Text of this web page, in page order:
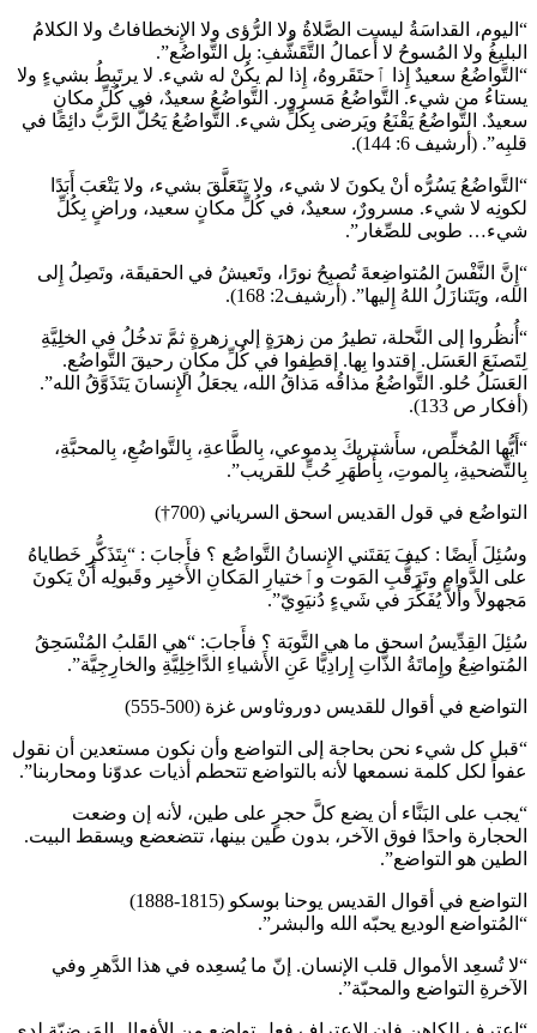
“اليوم، القداسَةُ ليست الصَّلاةُ ولا الرُّؤى ولا الإِنخطافاتُ ولا الكلامُ
البليغُ ولا المُسوحُ لا أَعمالُ التَّقَشُّفِ: بل التَّواضُع”.
“التَّواضُعُ سعيدٌ إِذا ٱحتَقَروهُ، إِذا لم يكُنْ له شيء. لا يرتَبِطُ بشيءٍ ولا
يستاءُ من شيء. التَّواضُعُ مَسرور. التَّواضُعُ سعيدٌ، في كُلِّ مكانٍ
سعيدٌ. التَّواضُعُ يَقْنَعُ ويَرضى بِكُلِّ شيء. التَّواضُعُ يَحُلُّ الرَّبُّ دائِمًا في
قلبِه”. (أرشيف 6: 144).
“التَّواضُعُ يَسُرُّه أنْ يكونَ لا شيء، ولا يَتَعَلَّقَ بشيء، ولا يَتْعَبَ أَبَدًا
لكونِه لا شيء. مسرورٌ، سعيدٌ، في كُلِّ مكانٍ سعيد، وراضٍ بِكُلِّ
شيء… طوبى للصِّغار”.
“إِنَّ النَّفْسَ المُتواضِعةَ تُصبِحُ نورًا، وتَعيشُ في الحقيقَة، وتَصِلُ إِلى
الله، ويَتَنازَلُ اللهُ إِليها”. (أرشيف2: 168).
“أُنظُروا إلى النَّحلة، تطيرُ من زهرَةٍ إلى زهرةٍ ثمَّ تدخُلُ في الخلِيَّةِ
لِتَصنَعَ العَسَل. إقتدوا بِها. إقطِفوا في كُلِّ مكانٍ رحيقَ التَّواضُع.
العَسَلُ حُلو. التَّواضُعُ مذاقُه مَذاقُ الله، يجعَلُ الإِنسانَ يَتَذَوَّقُ الله”.
(أفكار ص 133).
“أَيُّها المُخلِّص، سأَشتريكَ بِدموعي، بِالطَّاعةِ، بِالتَّواضُعِ، بِالمحبَّةِ،
بِالتَّضحيةِ، بِالموتِ، بِأَطْهَرِ حُبٍّ للقريب”.
التواضُع في قول القديس اسحق السرياني (700†)
وسُئِلَ أَيضًا : كيفَ يَقتَني الإِنسانُ التَّواضُع ؟ فأَجابَ : “بِتَذَكُّرِ خَطاياهُ
على الدَّوام وتَرَقُّبِ المَوت وٱختيارِ المَكانِ الأَخيِر وقَبولِه أَنْ يَكونَ
مَجهولاً وأَلاَّ يُفَكِّرَ في شَيءٍ دُنيَوِيّ”.
سُئِلَ القِدِّيسُ اسحق ما هي التَّوبَة ؟ فأَجابَ: “هي القَلبُ المُنْسَحِقُ
المُتواضِعُ وإِماتَةُ الذَّاتِ إِرادِيًّا عَنِ الأَشياءِ الدَّاخِلِيَّةِ والخارِجِيَّة”.
التواضع في أقوال للقديس دوروثاوس غزة (500-555)
“قبل كل شيء نحن بحاجة إلى التواضع وأن نكون مستعدين أن نقول
عفواً لكل كلمة نسمعها لأنه بالتواضع تتحطم أذيات عدوّنا ومحاربنا”.
“يجب على البَنَّاء أن يضع كلَّ حجرٍ على طين، لأنه إن وضعت
الحجارة واحدًا فوق الآخر، بدون طين بينها، تتضعضع ويسقط البيت.
الطين هو التواضع”.
التواضع في أقوال القديس يوحنا بوسكو (1815-1888)
“المُتواضع الوديع يحبّه الله والبشر”.
“لا تُسعِد الأموال قلب الإنسان. إنّ ما يُسعِده في هذا الدَّهرِ وفي
الآخرةِ التواضع والمحبّة”.